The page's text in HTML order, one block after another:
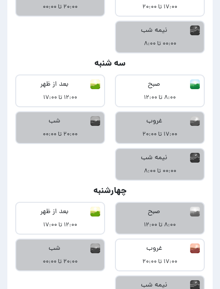
۱۷:۰۰ تا ۲۰:۰۰ ۲۰:۰۰ تا ۰۰:۰۰
نیمه شب
۰۰:۰۰ تا ۸:۰۰
سه شنبه
صبح
۸:۰۰ تا ۱۲:۰۰
بعد از ظهر
۱۲:۰۰ تا ۱۷:۰۰
غروب
۱۷:۰۰ تا ۲۰:۰۰
شب
۲۰:۰۰ تا ۰۰:۰۰
نیمه شب
۰۰:۰۰ تا ۸:۰۰
چهارشنبه
صبح
۸:۰۰ تا ۱۲:۰۰
بعد از ظهر
۱۲:۰۰ تا ۱۷:۰۰
غروب
۱۷:۰۰ تا ۲۰:۰۰
شب
۲۰:۰۰ تا ۰۰:۰۰
نیمه شب